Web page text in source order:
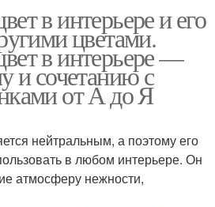
в интерьере и его
цветами.
в интерьере —
и сочетанию с
от А до Я
нейтральным, а поэтому его
в любом интерьере. Он
атмосферу нежности,